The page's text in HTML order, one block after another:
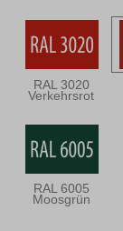
RAL 3020
Verkehrsrot
RAL 6005
Moosgrün